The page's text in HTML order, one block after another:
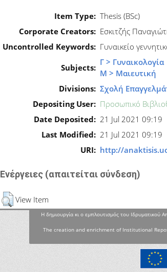
Item Type: Thesis (BSc)
Corporate Creators: Εσκιτζής
Uncontrolled Keywords: Γυναικείο
Subjects:
Γ > Γυναικολογία
Μ > Μαιευτική
Divisions: Σχολή
Depositing User: Προσωπικό
Date Deposited: 21 Jul 2021 09:19
Last Modified: 21 Jul 2021 09:19
URI: http://
Ενέργειες (απαιτείται σύνδεση)
View Item
Η δημιουργία κι ο εμπλουτισμός του Ιδρυματικού
The creation and enrichment of Institutional